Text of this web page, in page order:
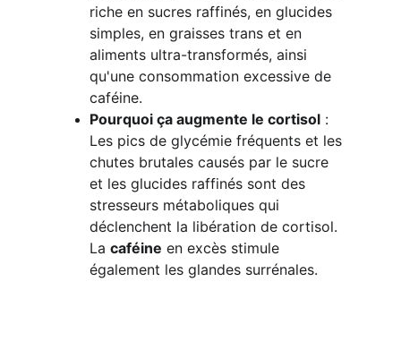
riche en sucres raffinés, en glucides
simples, en graisses trans et en
aliments ultra-transformés, ainsi
qu'une consommation excessive de
caféine.
Pourquoi ça augmente le cortisol :
Les pics de glycémie fréquents et les
chutes brutales causés par le sucre
et les glucides raffinés sont des
stresseurs métaboliques qui
déclenchent la libération de cortisol.
La caféine en excès stimule
également les glandes surrénales.